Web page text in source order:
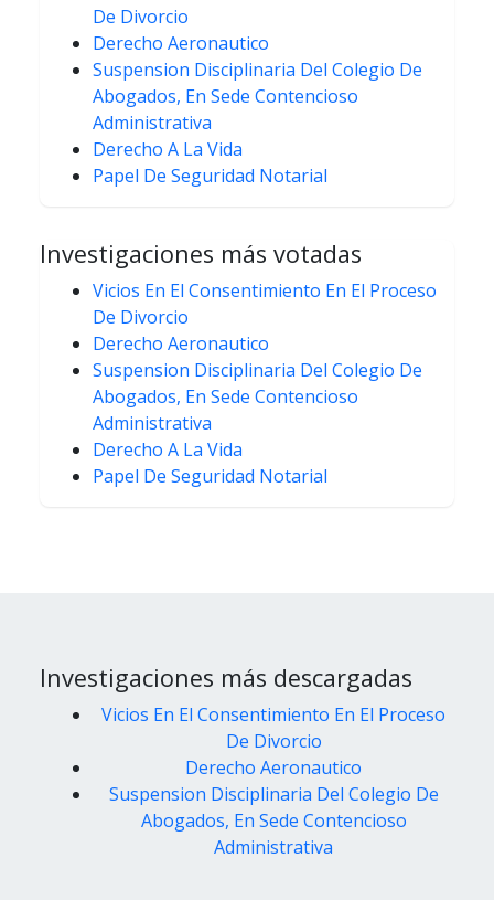
De Divorcio
Derecho Aeronautico
Suspension Disciplinaria Del Colegio De
Abogados, En Sede Contencioso
Administrativa
Derecho A La Vida
Papel De Seguridad Notarial
Investigaciones más votadas
Vicios En El Consentimiento En El Proceso
De Divorcio
Derecho Aeronautico
Suspension Disciplinaria Del Colegio De
Abogados, En Sede Contencioso
Administrativa
Derecho A La Vida
Papel De Seguridad Notarial
Investigaciones más descargadas
Vicios En El Consentimiento En El Proceso
De Divorcio
Derecho Aeronautico
Suspension Disciplinaria Del Colegio De
Abogados, En Sede Contencioso
Administrativa